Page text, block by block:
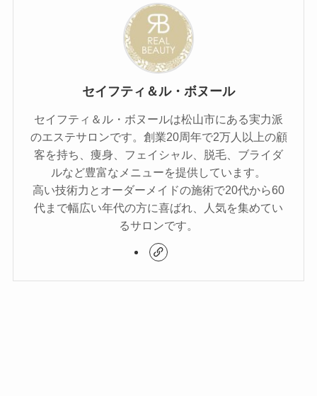
セイフティ＆ル・ボヌール
セイフティ＆ル・ボヌールは松山市にある実力派
のエステサロンです。創業20周年で2万人以上の顧
客を持ち、痩身、フェイシャル、脱毛、ブライダ
ルなど豊富なメニューを提供しています。
高い技術力とオーダーメイドの施術で20代から60
代まで幅広い年代の方に喜ばれ、人気を集めてい
るサロンです。